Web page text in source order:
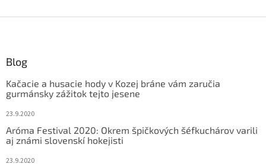
Blog
Kačacie a husacie hody v Kozej bráne vám zaručia
gurmánsky zážitok tejto jesene
23.9.2020
Aróma Festival 2020: Okrem špičkových šéfkuchárov varili
aj známi slovenskí hokejisti
23.9.2020